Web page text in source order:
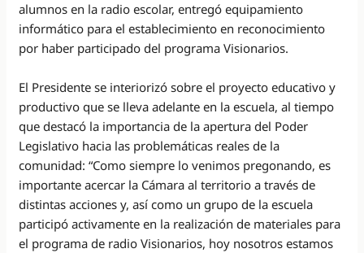
alumnos en la radio escolar, entregó equipamiento
informático para el establecimiento en reconocimiento
por haber participado del programa Visionarios.
El Presidente se interiorizó sobre el proyecto educativo y
productivo que se lleva adelante en la escuela, al tiempo
que destacó la importancia de la apertura del Poder
Legislativo hacia las problemáticas reales de la
comunidad: “Como siempre lo venimos pregonando, es
importante acercar la Cámara al territorio a través de
distintas acciones y, así como un grupo de la escuela
participó activamente en la realización de materiales para
el programa de radio Visionarios, hoy nosotros estamos